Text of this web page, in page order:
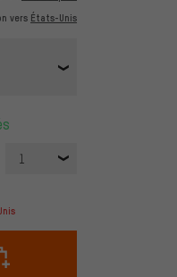
vers États-Unis
1